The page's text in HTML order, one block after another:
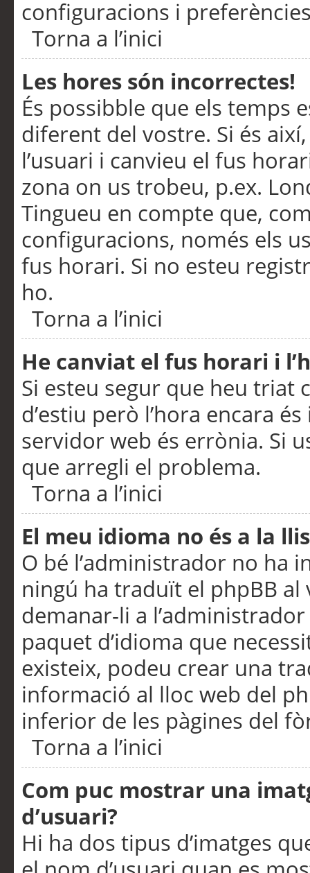
configuracions i
Torna a l’inici
Les hores són incorrectes!
És possibble que els temps
diferent del vostre. Si és
l’usuari i canvieu el fus
zona on us trobeu, p.ex.
Tingueu en compte que,
configuracions, només els
fus horari. Si no esteu
ho.
Torna a l’inici
He canviat el fus horari i
Si esteu segur que heu triat
d’estiu però l’hora encara
servidor web és errònia. Si
que arregli el problema.
Torna a l’inici
El meu idioma no és a la
O bé l’administrador no ha
ningú ha traduït el phpBB
demanar-li a
paquet d’idioma que
existeix, podeu crear una
informació al lloc web del
inferior de les pàgines del
Torna a l’inici
Com puc mostrar una
d’usuari?
Hi ha dos tipus d’imatges